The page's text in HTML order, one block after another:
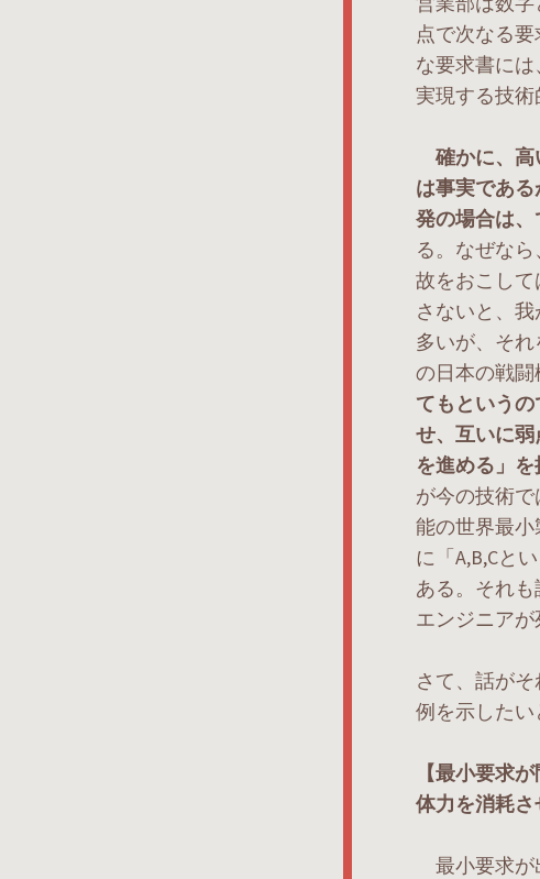
点で次なる
な要求書に
実現する技術
確かに、
は事実であ
発の場合は
る。なぜなら
故をおこし
さないと、
多いが、そ
の日本の戦闘
てもという
せ、互いに
を進める」
が今の技術
能の世界最
に「A,B,Cと
ある。それ
エンジニアが
さて、話が
例を示したい
【最小要求
体力を消耗さ
最小要求が